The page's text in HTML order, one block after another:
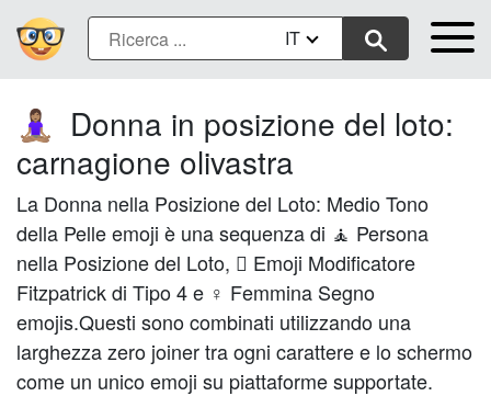
IT
🧘🏽‍♀️
Donna in posizione del loto:
carnagione olivastra
La Donna nella Posizione del Loto: Medio Tono
della Pelle emoji è una sequenza di 🧘 Persona
nella Posizione del Loto, 🏽 Emoji Modificatore
Fitzpatrick di Tipo 4 e ♀ Femmina Segno
emojis.Questi sono combinati utilizzando una
larghezza zero joiner tra ogni carattere e lo schermo
come un unico emoji su piattaforme supportate.